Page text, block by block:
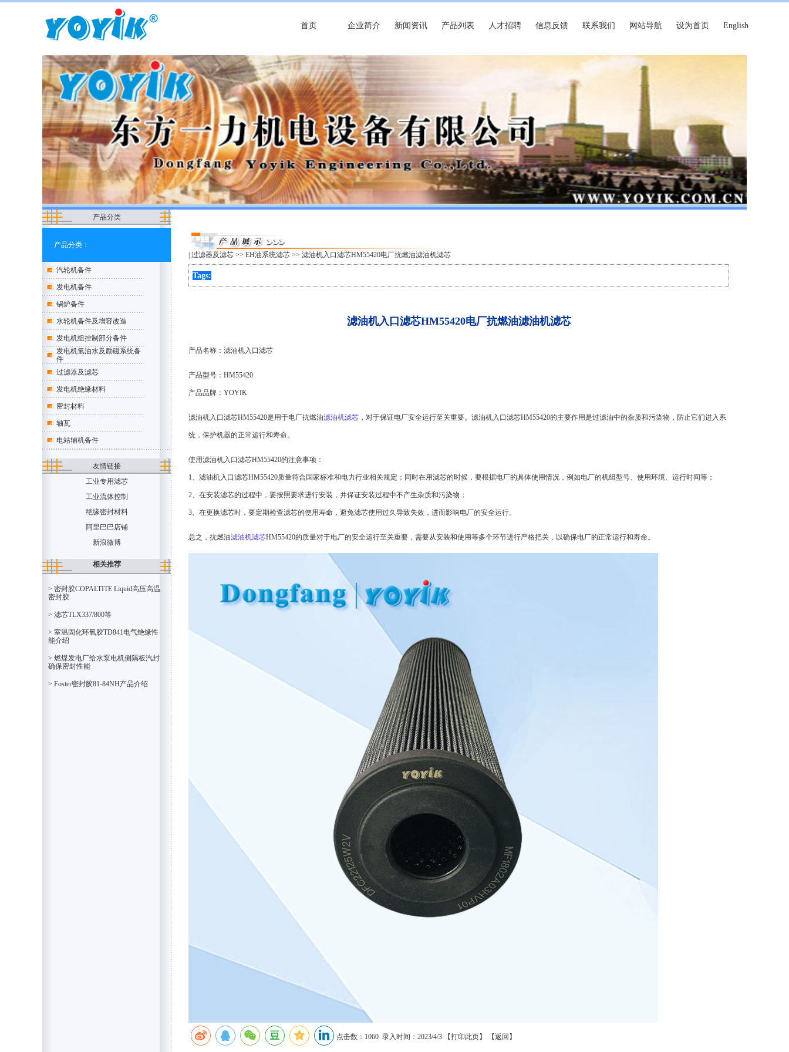
首页 企业简介 新闻资讯 产品列表 人才招聘 信息反馈 联系我们 网站导航 设为首页 English
产品分类
产品分类：
汽轮机备件
发电机备件
锅炉备件
水轮机备件及增容改造
发电机组控制部分备件
发电机氢油水及励磁系统备
件
过滤器及滤芯
发电机绝缘材料
密封材料
轴瓦
电站辅机备件
友情链接
工业专用滤芯
工业流体控制
绝缘密封材料
阿里巴巴店铺
新浪微博
相关推荐
> 密封胶COPALTITE Liquid高压高温
密封胶
> 滤芯TLX337/800等
> 室温固化环氧胶TD841电气绝缘性
能介绍
> 燃煤发电厂给水泵电机侧隔板汽封
确保密封性能
> Foster密封胶81-84NH产品介绍
|过滤器及滤芯 >>EH油系统滤芯 >> 滤油机入口滤芯HM55420电厂抗燃油滤油机滤芯
Tags:
滤油机入口滤芯HM55420电厂抗燃油滤油机滤芯
产品名称：滤油机入口滤芯
产品型号：HM55420
产品品牌：YOYIK
滤油机入口滤芯HM55420是用于电厂抗燃油滤油机滤芯 ，对于保证电厂安全运行至关重要。滤油机入口滤芯HM55420的主要作用是过滤油中的杂质和污染物，防止它们进入系
统，保护机器的正常运行和寿命。
使用滤油机入口滤芯HM55420的注意事项：
1、滤油机入口滤芯HM55420质量符合国家标准和电力行业相关规定；同时在用滤芯的时候，要根据电厂的具体使用情况，例如电厂的机组型号、使用环境、运行时间等；
2、在安装滤芯的过程中，要按照要求进行安装，并保证安装过程中不产生杂质和污染物；
3、在更换滤芯时，要定期检查滤芯的使用寿命，避免滤芯使用过久导致失效，进而影响电厂的安全运行。
总之，抗燃油滤油机滤芯HM55420的质量对于电厂的安全运行至关重要，需要从安装和使用等多个环节进行严格把关，以确保电厂的正常运行和寿命。
点击数：1060 录入时间：2023/4/3 【打印此页】 【返回 】